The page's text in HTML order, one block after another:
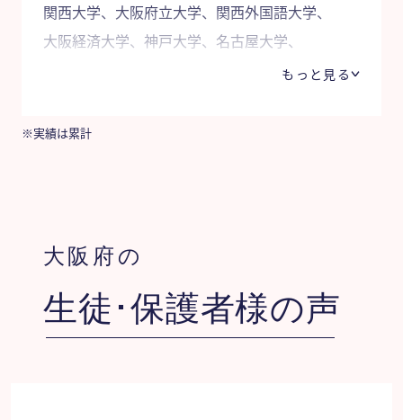
関西大学、大阪府立大学、関西外国語大学、
大阪経済大学、神戸大学、名古屋大学、
もっと見る
※実績は累計
大阪府の
生徒･保護者様の声